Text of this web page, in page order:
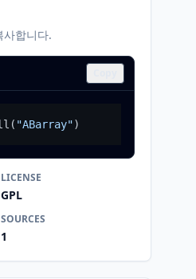
사합니다.
( "ABarray")
LICENSE
GPL
SOURCES
1